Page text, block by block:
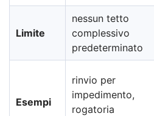
Limite
nessun tetto
complessivo
predeterminato
Esempi
rinvio per
impedimento,
rogatoria